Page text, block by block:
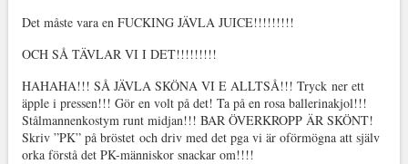
Det måste vara en FUCKING JÄVLA JUICE!!!!!!!!!
OCH SÅ TÄVLAR VI I DET!!!!!!!!!
HAHAHA!!! SÅ JÄVLA SKÖNA VI E ALLTSÅ!!! Tryck ner ett
äpple i pressen!!! Gör en volt på det! Ta på en rosa ballerinakjol!!!
Stålmannenkostym runt midjan!!! BAR ÖVERKROPP ÄR SKÖNT!
Skriv ”PK” på bröstet och driv med det pga vi är oförmögna att själv
orka förstå det PK-människor snackar om!!!!